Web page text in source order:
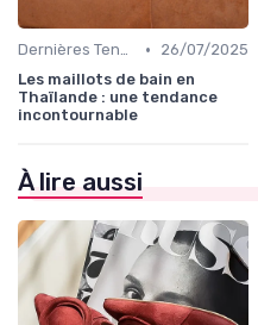
Dernières Tendances de Mode •
26/07/2025
Les maillots de bain en
Thaïlande : une tendance
incontournable
À lire aussi